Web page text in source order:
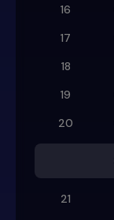
16
17
18
19
20
21